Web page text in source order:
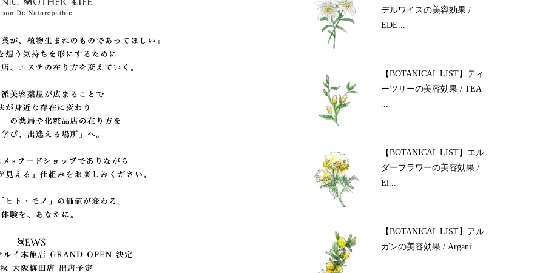
デルワイスの美容効果 /
EDE...
【BOTANICAL LIST】ティ
ーツリーの美容効果 / TEA
【BOTANICAL LIST】エル
ダーフラワーの美容効果 /
El...
【BOTANICAL LIST】アル
ガンの美容効果 / Argani...